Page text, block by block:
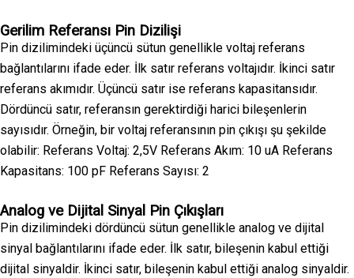
Gerilim Referansı Pin Dizilişi
Pin dizilimindeki üçüncü sütun genellikle voltaj referans
bağlantılarını ifade eder. İlk satır referans voltajıdır. İkinci satır
referans akımıdır. Üçüncü satır ise referans kapasitansıdır.
Dördüncü satır, referansın gerektirdiği harici bileşenlerin
sayısıdır. Örneğin, bir voltaj referansının pin çıkışı şu şekilde
olabilir: Referans Voltaj: 2,5V Referans Akım: 10 uA Referans
Kapasitans: 100 pF Referans Sayısı: 2
Analog ve Dijital Sinyal Pin Çıkışları
Pin dizilimindeki dördüncü sütun genellikle analog ve dijital
sinyal bağlantılarını ifade eder. İlk satır, bileşenin kabul ettiği
dijital sinyaldir. İkinci satır, bileşenin kabul ettiği analog sinyaldir.